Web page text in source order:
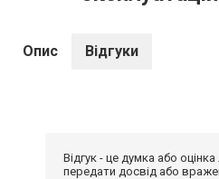
Опис Відгуки
Відгук - це думка або
передати досвід або